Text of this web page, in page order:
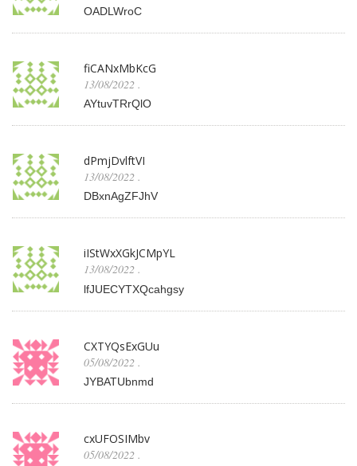
OADLWroC
fiCANxMbKcG
13/08/2022 .
AYtuvTRrQlO
dPmjDvlftVI
13/08/2022 .
DBxnAgZFJhV
iIStWxXGkJCMpYL
13/08/2022 .
lfJUECYTXQcahgsy
CXTYQsExGUu
05/08/2022 .
JYBATUbnmd
cxUFOSIMbv
05/08/2022 .